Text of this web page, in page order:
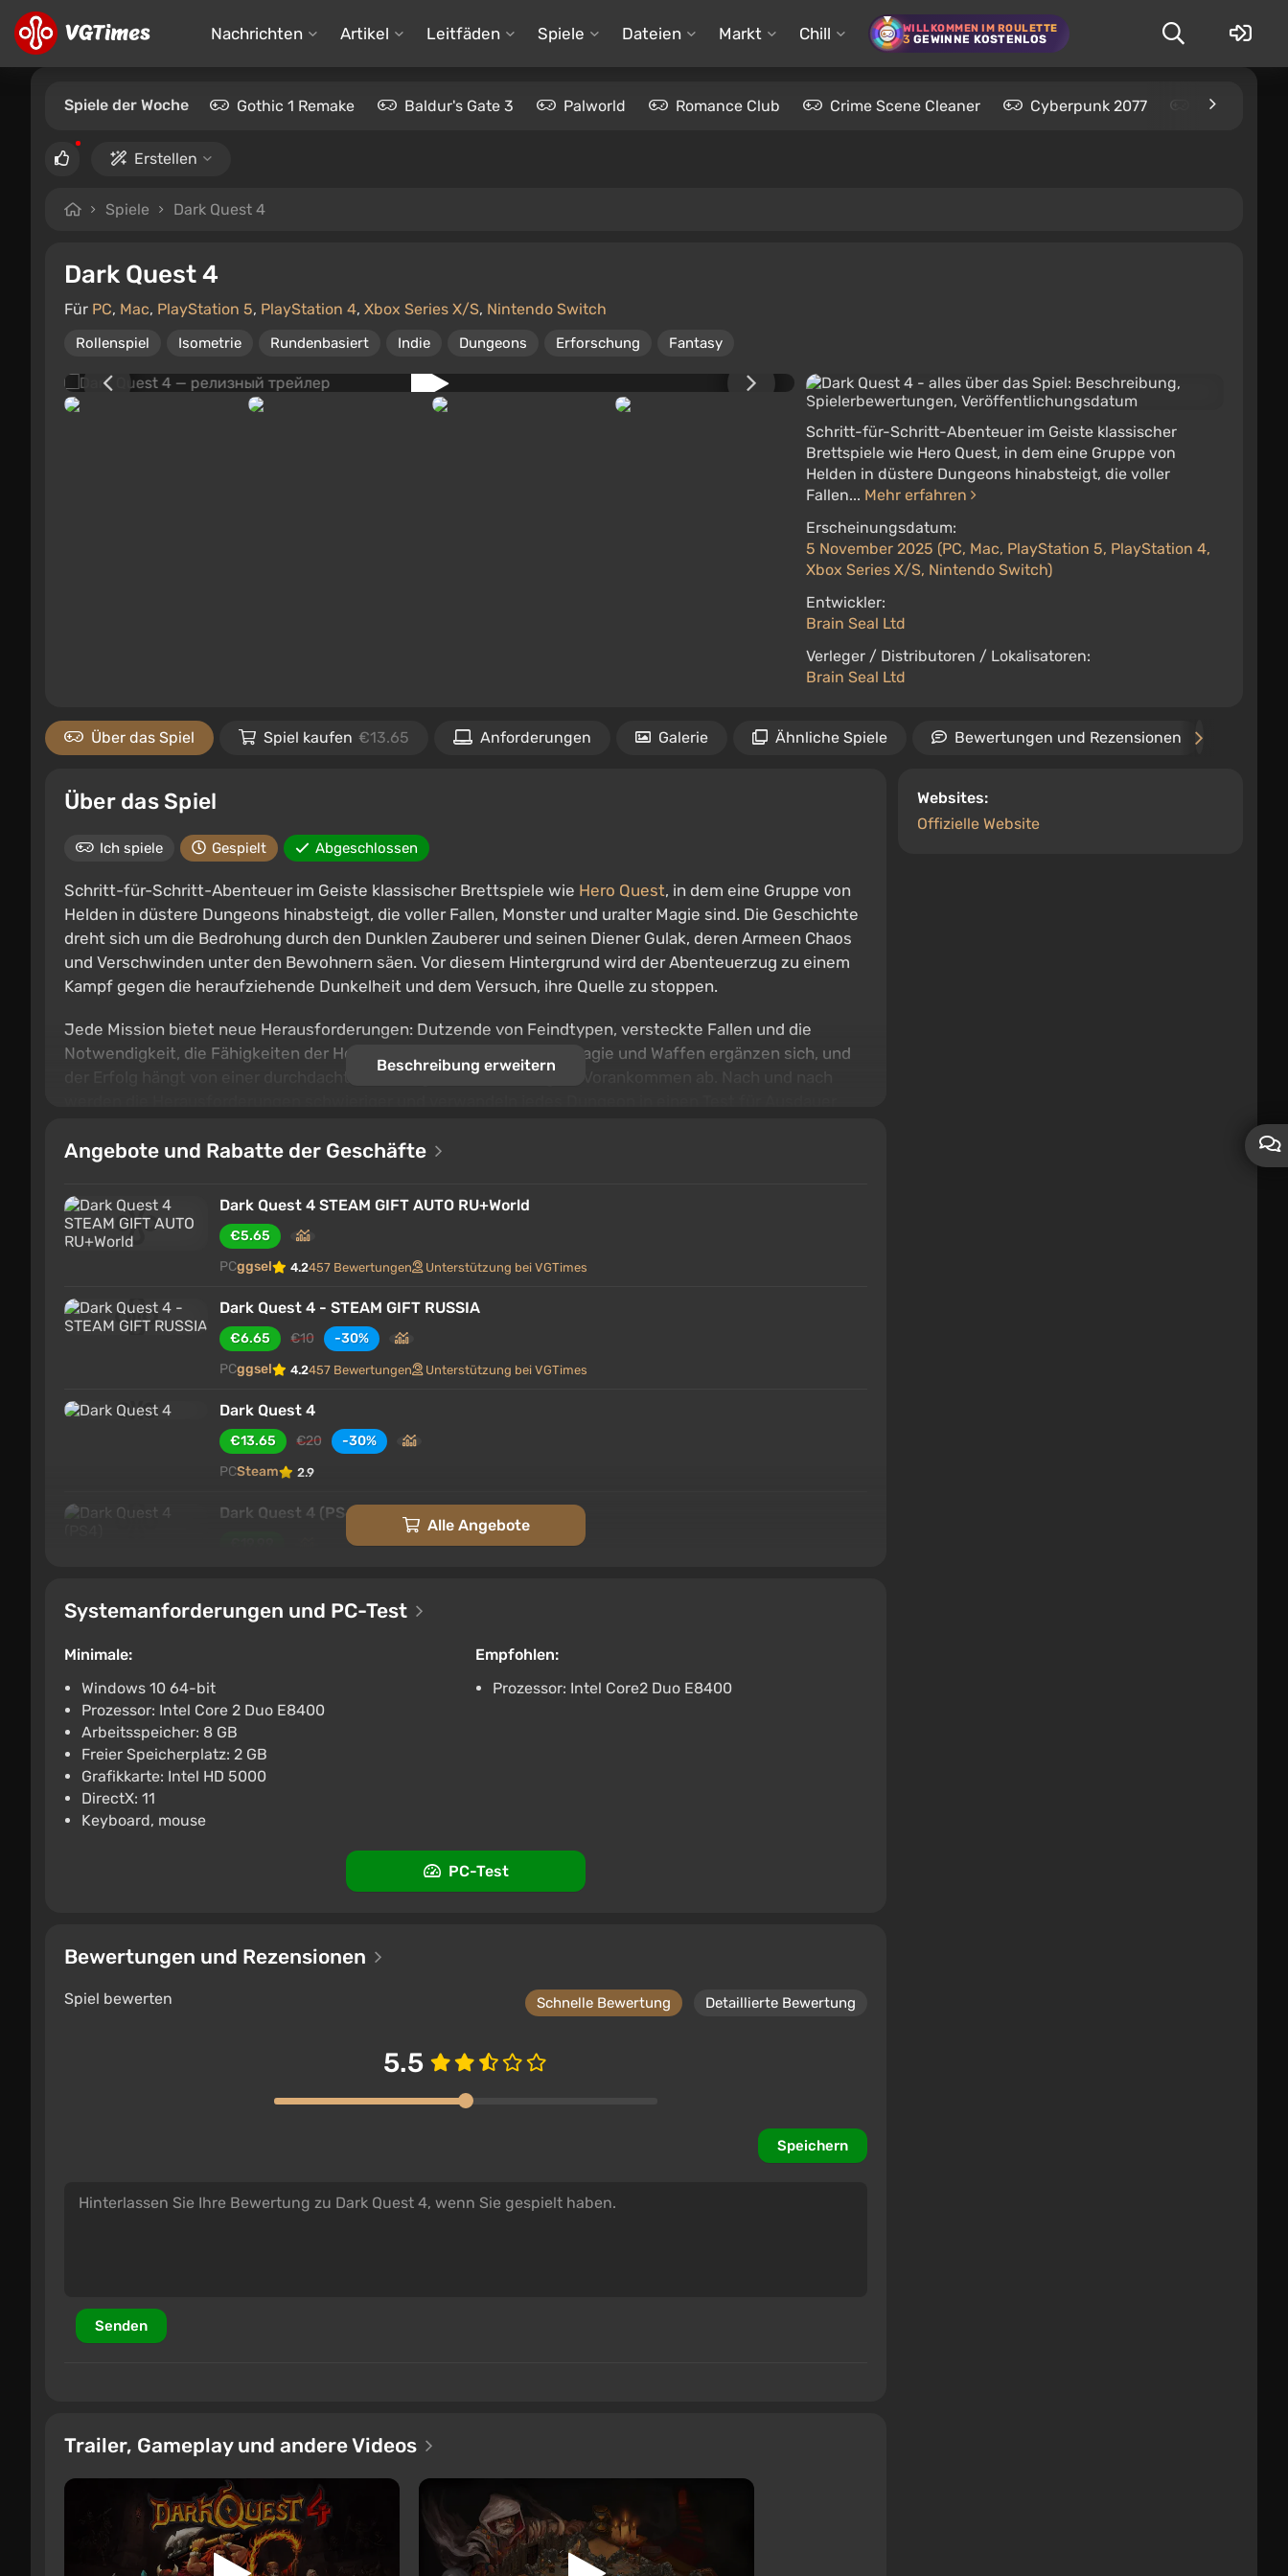
Nachrichten Artikel Leitfäden Spiele Dateien Markt Chill WILLKOMMEN IM ROULETTE
3 GEWINNE KOSTENLOS
Spiele der Woche Gothic 1 Remake Baldur's Gate 3 Palworld Romance Club Crime Scene Cleaner Cyberpunk 2077 Kingdom
Erstellen
Spiele Dark Quest 4
Dark Quest 4
Für PC, Mac, PlayStation 5, PlayStation 4, Xbox Series X/S, Nintendo Switch
Rollenspiel Isometrie Rundenbasiert Indie Dungeons Erforschung Fantasy
Schritt-für-Schritt-Abenteuer im Geiste klassischer
Brettspiele wie Hero Quest, in dem eine Gruppe von
Helden in düstere Dungeons hinabsteigt, die voller
Fallen... Mehr erfahren
Erscheinungsdatum:
5 November 2025 (PC, Mac, PlayStation 5, PlayStation 4,
Xbox Series X/S, Nintendo Switch)
Entwickler:
Brain Seal Ltd
Verleger / Distributoren / Lokalisatoren:
Brain Seal Ltd
Über das Spiel Spiel kaufen €13.65 Anforderungen Galerie Ähnliche Spiele Bewertungen und Rezensionen
Websites:
Offizielle Website
Über das Spiel
Ich spiele Gespielt Abgeschlossen
Schritt-für-Schritt-Abenteuer im Geiste klassischer Brettspiele wie Hero Quest, in dem eine Gruppe von
Helden in düstere Dungeons hinabsteigt, die voller Fallen, Monster und uralter Magie sind. Die Geschichte
dreht sich um die Bedrohung durch den Dunklen Zauberer und seinen Diener Gulak, deren Armeen Chaos
und Verschwinden unter den Bewohnern säen. Vor diesem Hintergrund wird der Abenteuerzug zu einem
Kampf gegen die heraufziehende Dunkelheit und dem Versuch, ihre Quelle zu stoppen.
Jede Mission bietet neue Herausforderungen: Dutzende von Feindtypen, versteckte Fallen und die
Notwendigkeit, die Fähigkeiten der Helden geschickt einzusetzen. Magie und Waffen ergänzen sich, und
der Erfolg hängt von einer durchdachten Strategie und vorsichtigem Vorankommen ab. Nach und nach
Beschreibung erweitern
Angebote und Rabatte der Geschäfte
Dark Quest 4 STEAM GIFT AUTO RU+World
€5.65
PCggsel 4.2457 Bewertungen Unterstützung bei VGTimes
Dark Quest 4 - STEAM GIFT RUSSIA
€6.65 €10
-30%
PCggsel 4.2457 Bewertungen Unterstützung bei VGTimes
Dark Quest 4
€13.65 €20
-30%
PCSteam 2.9
Dark Quest 4 (PS4)
Dark Quest 4 (PS5)
Dark Quest 4 Xbox
€28.23
ggsel
Alle Angebote
Systemanforderungen und PC-Test
Minimale:
Windows 10 64-bit
Prozessor: Intel Core 2 Duo E8400
Arbeitsspeicher: 8 GB
Freier Speicherplatz: 2 GB
Grafikkarte: Intel HD 5000
DirectX: 11
Keyboard, mouse
Empfohlen:
Prozessor: Intel Core2 Duo E8400
PC-Test
Bewertungen und Rezensionen
Spiel bewerten Schnelle Bewertung Detaillierte Bewertung
5.5
Speichern
Senden
Trailer, Gameplay und andere Videos